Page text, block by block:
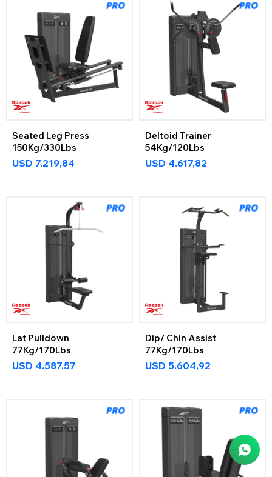
Seated Leg Press
150Kg/330Lbs
USD 7.219,84
Deltoid Trainer
54Kg/120Lbs
USD 4.617,82
Lat Pulldown
77Kg/170Lbs
USD 4.587,57
Dip/ Chin Assist
77Kg/170Lbs
USD 5.604,92